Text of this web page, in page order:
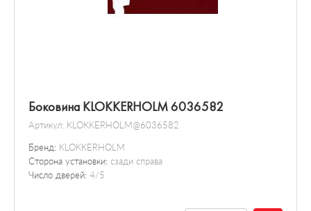
Боковина KLOKKERHOLM 6036582
Артикул: KLOKKERHOLM@6036582
Бренд: KLOKKERHOLM
Сторона установки: сзади справа
Число дверей: 4/5